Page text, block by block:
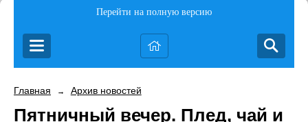
Перейти на полную версию
Главная → Архив новостей
Пятничный вечер. Плед, чай и